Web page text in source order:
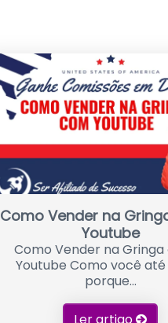
Como Vender na
Youtube
Como Vender na
Youtube Como você até
porque...